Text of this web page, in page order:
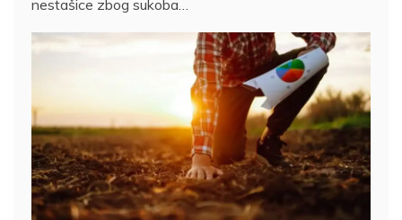
nestašice zbog sukoba…